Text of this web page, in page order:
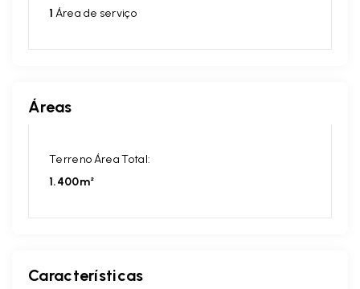
1 Área de serviço
Áreas
Terreno Área Total:
1.400m²
Características